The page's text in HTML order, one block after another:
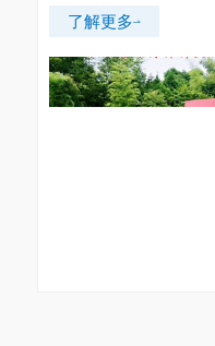
了解更多